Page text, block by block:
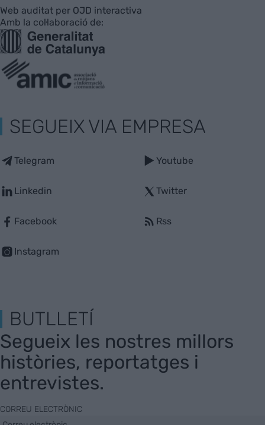
Web auditat per OJD interactiva
Amb la col·laboració de:
SEGUEIX VIA EMPRESA
Telegram
Linkedin
Facebook
Instagram
Youtube
Twitter
Rss
BUTLLETÍ
Segueix les nostres millors
històries, reportatges i
entrevistes.
CORREU ELECTRÒNIC